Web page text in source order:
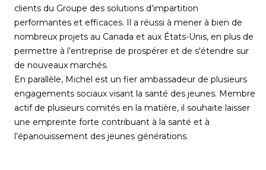
clients du Groupe des solutions d’impartition
performantes et efficaces. Il a réussi à mener à bien de
nombreux projets au Canada et aux États-Unis, en plus de
permettre à l’entreprise de prospérer et de s'étendre sur
de nouveaux marchés.
En parallèle, Michel est un fier ambassadeur de plusieurs
engagements sociaux visant la santé des jeunes. Membre
actif de plusieurs comités en la matière, il souhaite laisser
une empreinte forte contribuant à la santé et à
l’épanouissement des jeunes générations.